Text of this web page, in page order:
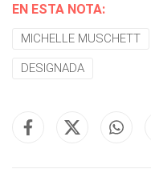
EN ESTA NOTA:
MICHELLE MUSCHETT
DESIGNADA